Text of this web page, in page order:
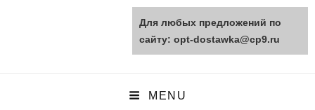
opt-dostawka.ru
MENU
Для любых предложений по
сайту: opt-dostawka@cp9.ru